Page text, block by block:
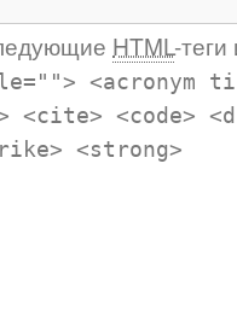
HTML-
<acronym
<code>
<strong>